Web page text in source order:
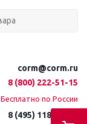
corm@corm.ru
8 (800) 222-51-15
Бесплатно по России
8 (495) 118-61-16